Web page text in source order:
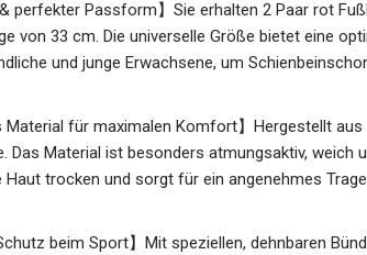
perfekter Passform】Sie erhalten 2 Paar rot
von 33 cm. Die universelle Größe bietet eine
und junge Erwachsene, um
Material für maximalen Komfort】Hergestellt aus
Das Material ist besonders
die Haut trocken und sorgt für ein angenehmes
beim Sport】Mit speziellen, dehnbaren